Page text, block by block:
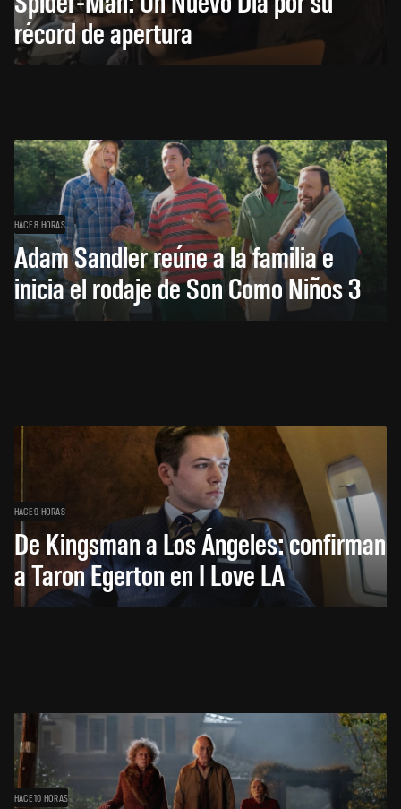
récord de apertura
HACE 8 HORAS
Adam Sandler reúne a la familia e
inicia el rodaje de Son Como Niños 3
HACE 9 HORAS
De Kingsman a Los Ángeles: confirman
a Taron Egerton en I Love LA
HACE 10 HORAS